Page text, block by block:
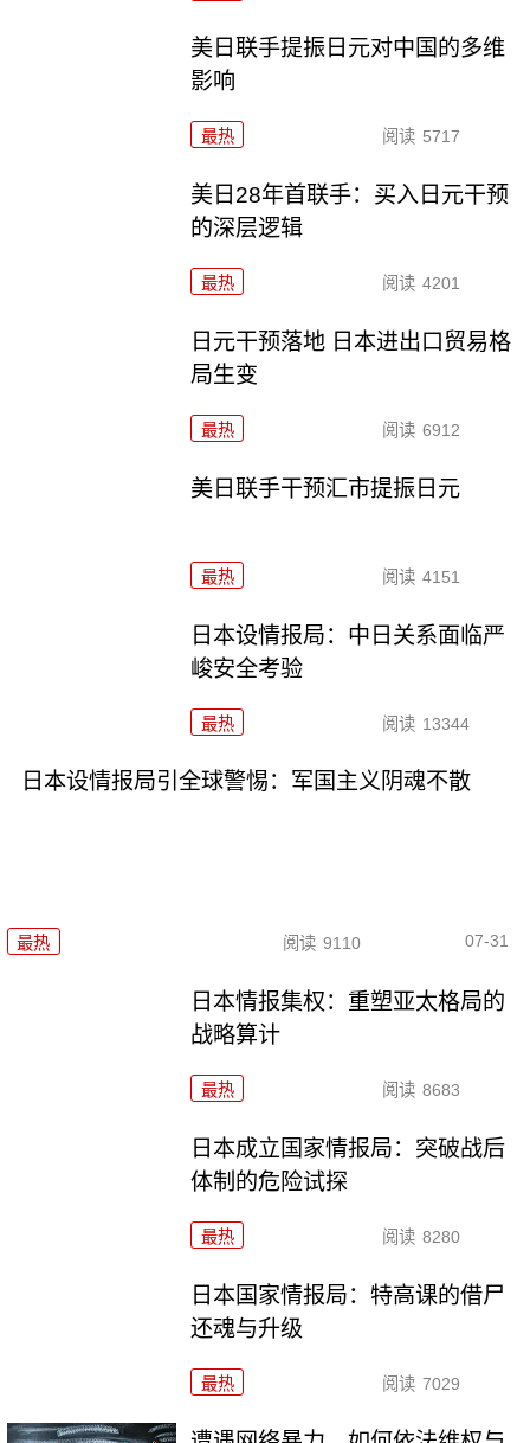
美日联手提振日元对中国的多维
影响
最热 阅读 5717
美日28年首联手：买入日元干预
的深层逻辑
最热 阅读 4201
日元干预落地 日本进出口贸易格
局生变
最热 阅读 6912
美日联手干预汇市提振日元
最热 阅读 4151
日本设情报局：中日关系面临严
峻安全考验
最热 阅读 13344
日本设情报局引全球警惕：军国主义阴魂不散
最热 阅读 9110 07-31
日本情报集权：重塑亚太格局的
战略算计
最热 阅读 8683
日本成立国家情报局：突破战后
体制的危险试探
最热 阅读 8280
日本国家情报局：特高课的借尸
还魂与升级
最热 阅读 7029